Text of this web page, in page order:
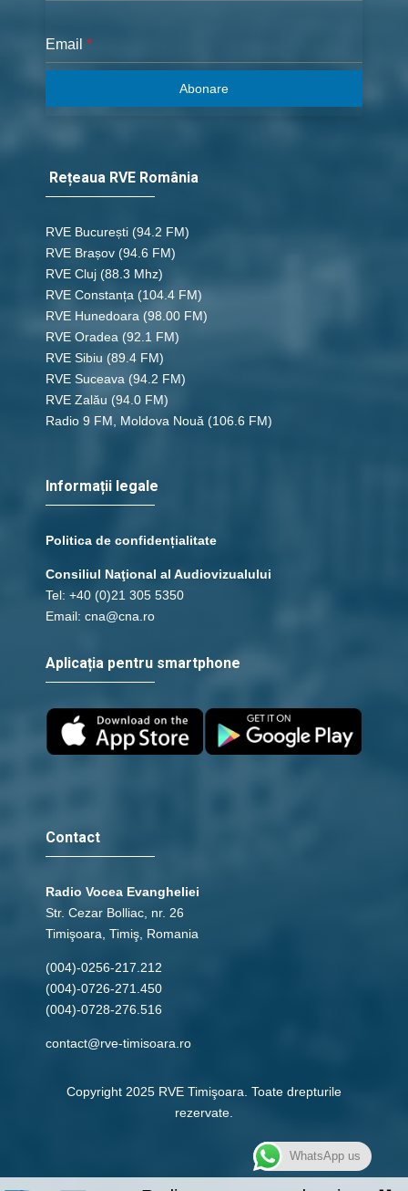
Email *
Abonare
Rețeaua RVE România
RVE București (94.2 FM)
RVE Brașov (94.6 FM)
RVE Cluj (88.3 Mhz)
RVE Constanța (104.4 FM)
RVE Hunedoara (98.00 FM)
RVE Oradea (92.1 FM)
RVE Sibiu (89.4 FM)
RVE Suceava (94.2 FM)
RVE Zalău (94.0 FM)
Radio 9 FM, Moldova Nouă (106.6 FM)
Informații legale
Politica de confidențialitate
Consiliul Naţional al Audiovizualului
Tel: +40 (0)21 305 5350
Email: cna@cna.ro
Aplicația pentru smartphone
Contact
Radio Vocea Evangheliei
Str. Cezar Bolliac, nr. 26
Timişoara, Timiş, Romania
(004)-0256-217.212
(004)-0726-271.450
(004)-0728-276.516
contact@rve-timisoara.ro
Copyright 2025 RVE Timişoara. Toate drepturile
rezervate.
WhatsApp us